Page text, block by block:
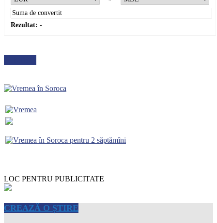
Rezultat: -
LOC PENTRU PUBLICITATE
CREAZĂ O ȘTIRE